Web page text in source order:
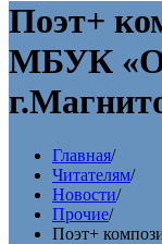
Поэт+
МБУК
Главная/
Читателям/
Новости/
Прочие/
Поэт+